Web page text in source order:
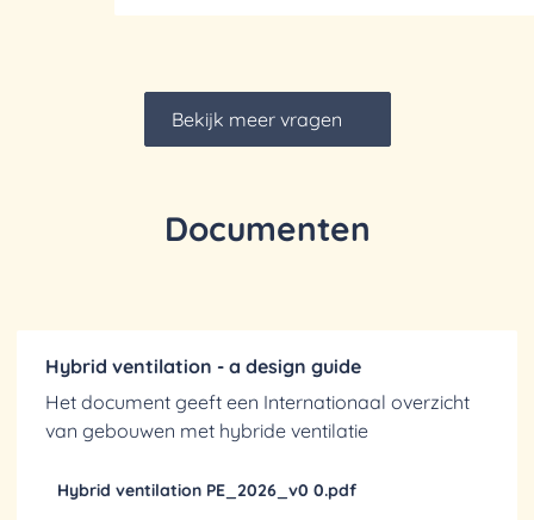
Bekijk meer vragen
Documenten
Hybrid ventilation - a design guide
Het document geeft een Internationaal overzicht
van gebouwen met hybride ventilatie
Hybrid ventilation PE_2026_v0 0.pdf